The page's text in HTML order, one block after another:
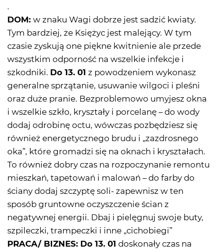
.
DOM: w znaku Wagi dobrze jest sadzić kwiaty.
Tym bardziej, że Księżyc jest malejący. W tym
czasie zyskują one piękne kwitnienie ale przede
wszystkim odporność na wszelkie infekcje i
szkodniki. Do 13. 01 z powodzeniem wykonasz
generalne sprzątanie, usuwanie wilgoci i pleśni
oraz duże pranie. Bezproblemowo umyjesz okna
i wszelkie szkło, kryształy i porcelanę – do wody
dodaj odrobinę octu, wówczas pozbędziesz się
również energetycznego brudu i „zazdrosnego
oka”, które gromadzi się na oknach i kryształach.
To również dobry czas na rozpoczynanie remontu
mieszkań, tapetowań i malowań – do farby do
ściany dodaj szczyptę soli- zapewnisz w ten
sposób gruntowne oczyszczenie ścian z
negatywnej energii. Dbaj i pielęgnuj swoje buty,
szpileczki, trampeczki i inne „cichobiegi”
PRACA/ BIZNES: Do 13. 01 doskonały czas na